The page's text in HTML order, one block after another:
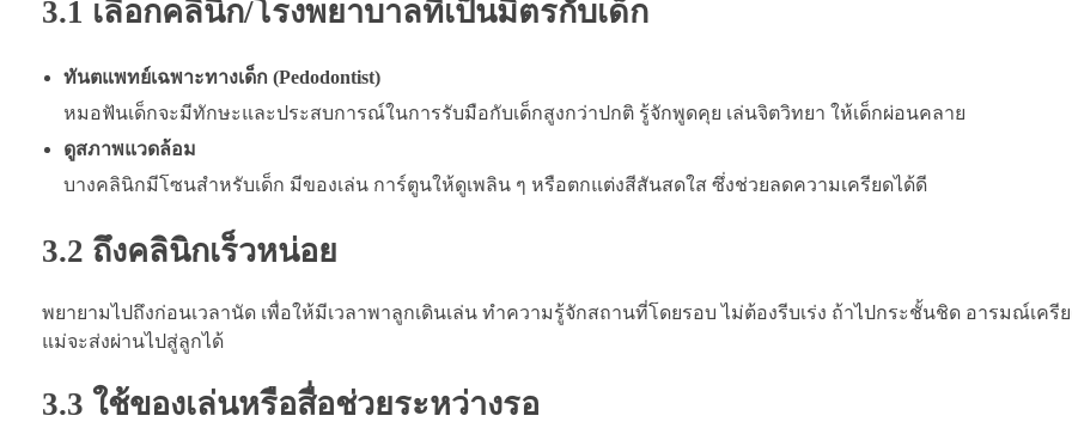
3.1 เลือกคลินิก/โรงพยาบาลที่เป็นมิตรกับเด็ก
ทันตแพทย์เฉพาะทางเด็ก (Pedodontist)
หมอฟันเด็กจะมีทักษะและประสบการณ์ในการรับมือกับเด็กสูงกว่าปกติ รู้จักพูดคุย เล่นจิตวิทยา ให้เด็กผ่อนคลาย
ดูสภาพแวดล้อม
บางคลินิกมีโซนสำหรับเด็ก มีของเล่น การ์ตูนให้ดูเพลิน ๆ หรือตกแต่งสีสันสดใส ซึ่งช่วยลดความเครียดได้ดี
3.2 ถึงคลินิกเร็วหน่อย
พยายามไปถึงก่อนเวลานัด เพื่อให้มีเวลาพาลูกเดินเล่น ทำความรู้จักสถานที่โดยรอบ ไม่ต้องรีบเร่ง ถ้าไปกระชั้นชิด อารมณ์เครี
แม่จะส่งผ่านไปสู่ลูกได้
3.3 ใช้ของเล่นหรือสื่อช่วยระหว่างรอ